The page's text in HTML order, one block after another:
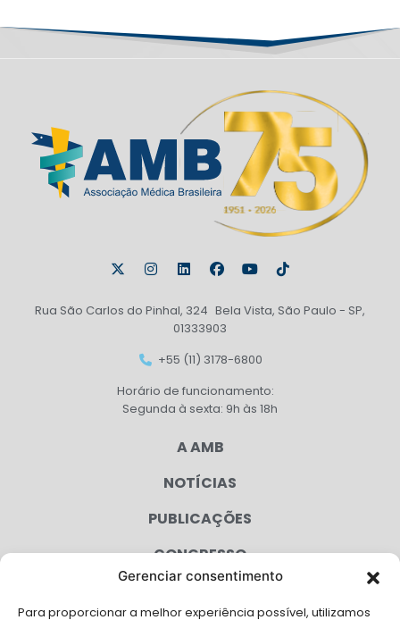
Gerenciar consentimento
Para proporcionar a melhor experiência possível, utilizamos
Rua São Carlos do Pinhal, 324 Bela Vista, São Paulo - SP,
01333903
+55 (11) 3178-6800
Horário de funcionamento:
Segunda à sexta: 9h às 18h
A AMB
NOTÍCIAS
PUBLICAÇÕES
CONGRESSO